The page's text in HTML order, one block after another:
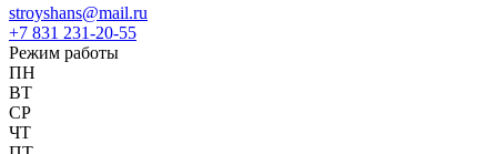
stroyshans@mail.ru
+7 831 231-20-55
Режим работы
ПН
ВТ
СР
ЧТ